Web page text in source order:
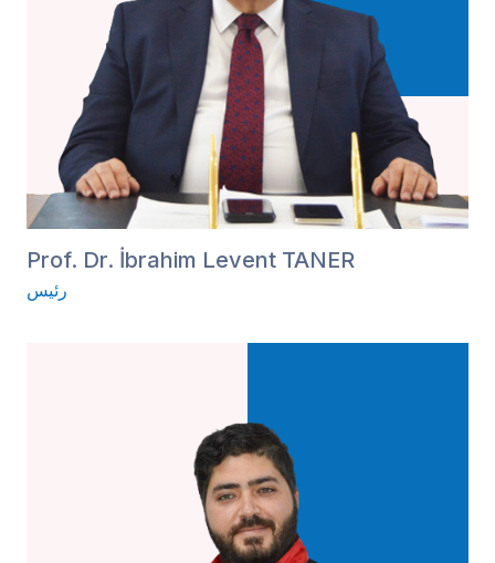
Prof. Dr. İbrahim Levent TANER
رئیس